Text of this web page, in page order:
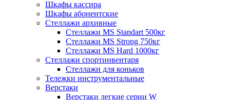
Шкафы кассира
Шкафы абонентские
Стеллажи архивные
Стеллажи MS Standart 500кг
Стеллажи MS Strong 750кг
Стеллажи MS Hard 1000кг
Стеллажи спортинвентаря
Стеллажи для коньков
Тележки инструментальные
Верстаки
Верстаки легкие серии W